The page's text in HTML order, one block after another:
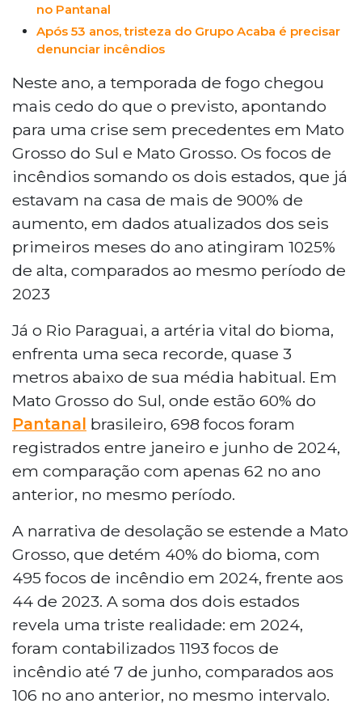
no Pantanal
Após 53 anos, tristeza do Grupo Acaba é precisar
denunciar incêndios
Neste ano, a temporada de fogo chegou
mais cedo do que o previsto, apontando
para uma crise sem precedentes em Mato
Grosso do Sul e Mato Grosso. Os focos de
incêndios somando os dois estados, que já
estavam na casa de mais de 900% de
aumento, em dados atualizados dos seis
primeiros meses do ano atingiram 1025%
de alta, comparados ao mesmo período de
2023
Já o Rio Paraguai, a artéria vital do bioma,
enfrenta uma seca recorde, quase 3
metros abaixo de sua média habitual. Em
Mato Grosso do Sul, onde estão 60% do
Pantanal brasileiro, 698 focos foram
registrados entre janeiro e junho de 2024,
em comparação com apenas 62 no ano
anterior, no mesmo período.
A narrativa de desolação se estende a Mato
Grosso, que detém 40% do bioma, com
495 focos de incêndio em 2024, frente aos
44 de 2023. A soma dos dois estados
revela uma triste realidade: em 2024,
foram contabilizados 1193 focos de
incêndio até 7 de junho, comparados aos
106 no ano anterior, no mesmo intervalo.